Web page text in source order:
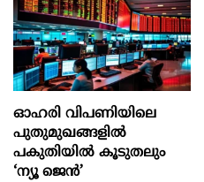
ഓഹരി വിപണിയിലെ
പുതുമുഖങ്ങളിൽ
പകുതിയിൽ കൂടുതലും
‘ന്യൂ ജെൻ’